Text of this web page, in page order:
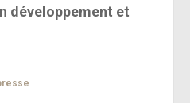
développement et